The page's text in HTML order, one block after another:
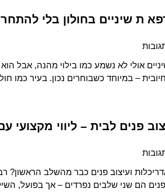
ת שיניים בחולון בלי
אולי לא נשמע כמו בילוי מהנה, אבל
– במיוחד כשבוחרים נכון. בעיר כמו
פנים לבית – ליווי מקצועי
ועיצוב פנים כבר מהשלב הראשון?
הם שני שלבים נפרדים – אך בפועל,